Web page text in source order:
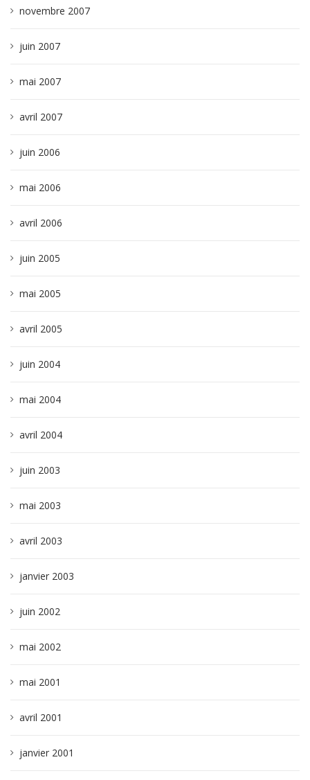
novembre 2007
juin 2007
mai 2007
avril 2007
juin 2006
mai 2006
avril 2006
juin 2005
mai 2005
avril 2005
juin 2004
mai 2004
avril 2004
juin 2003
mai 2003
avril 2003
janvier 2003
juin 2002
mai 2002
mai 2001
avril 2001
janvier 2001